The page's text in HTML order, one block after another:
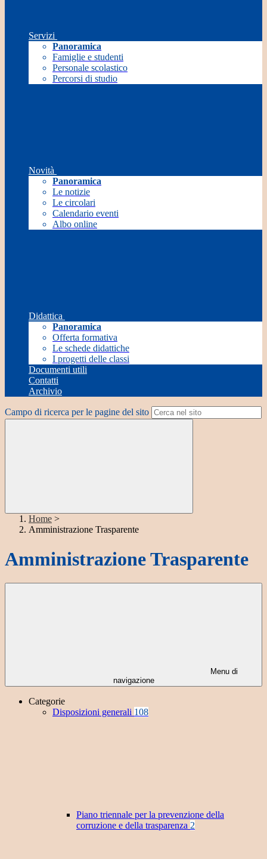
Servizi
Panoramica
Famiglie e studenti
Personale scolastico
Percorsi di studio
Novità
Panoramica
Le notizie
Le circolari
Calendario eventi
Albo online
Didattica
Panoramica
Offerta formativa
Le schede didattiche
I progetti delle classi
Documenti utili
Contatti
Archivio
Campo di ricerca per le pagine del sito
Home >
Amministrazione Trasparente
Amministrazione Trasparente
Menu di
navigazione
Categorie
Disposizioni generali 108
Piano triennale per la prevenzione della
corruzione e della trasparenza 2